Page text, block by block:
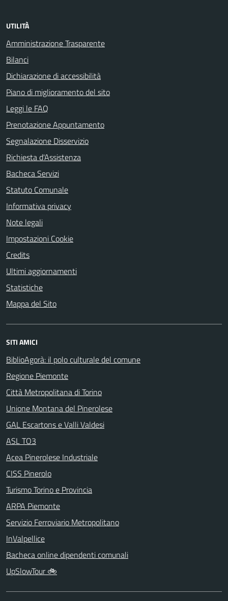
UTILITÀ
Amministrazione Trasparente
Bilanci
Dichiarazione di accessibilità
Piano di miglioramento del sito
Leggi le FAQ
Prenotazione Appuntamento
Segnalazione Disservizio
Richiesta d'Assistenza
Bacheca Servizi
Statuto Comunale
Informativa privacy
Note legali
Impostazioni Cookie
Credits
Ultimi aggiornamenti
Statistiche
Mappa del Sito
SITI AMICI
BiblioAgorà: il polo culturale del comune
Regione Piemonte
Città Metropolitana di Torino
Unione Montana del Pinerolese
GAL Escartons e Valli Valdesi
ASL TO3
Acea Pinerolese Industriale
CISS Pinerolo
Turismo Torino e Provincia
ARPA Piemonte
Servizio Ferroviario Metropolitano
InValpellice
Bacheca online dipendenti comunali
UpSlowTour 🚲